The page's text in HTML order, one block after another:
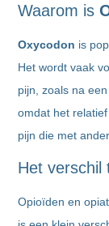
Waarom is
Oxycodon is
Het wordt vaak
pijn, zoals na
omdat het
pijn die met
Het verschil
Opioïden en